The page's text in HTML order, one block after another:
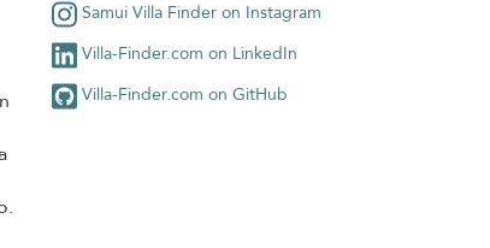
Samui Villa Finder on Instagram
Villa-Finder.com on LinkedIn
Villa-Finder.com on GitHub